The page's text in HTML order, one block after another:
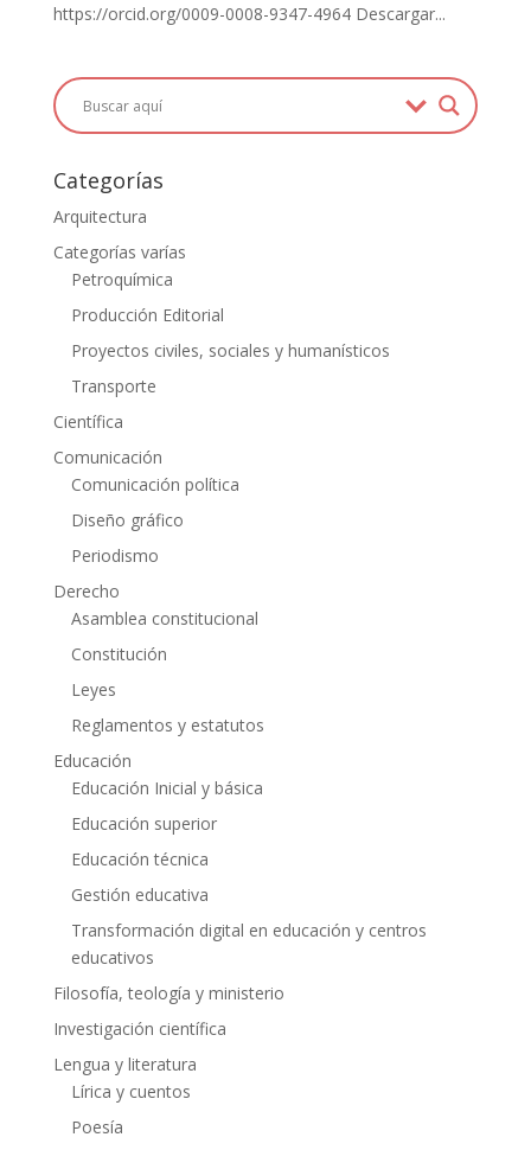
https://orcid.org/0009-0008-9347-4964 Descargar...
Categorías
Arquitectura
Categorías varías
Petroquímica
Producción Editorial
Proyectos civiles, sociales y humanísticos
Transporte
Científica
Comunicación
Comunicación política
Diseño gráfico
Periodismo
Derecho
Asamblea constitucional
Constitución
Leyes
Reglamentos y estatutos
Educación
Educación Inicial y básica
Educación superior
Educación técnica
Gestión educativa
Transformación digital en educación y centros
educativos
Filosofía, teología y ministerio
Investigación científica
Lengua y literatura
Lírica y cuentos
Poesía